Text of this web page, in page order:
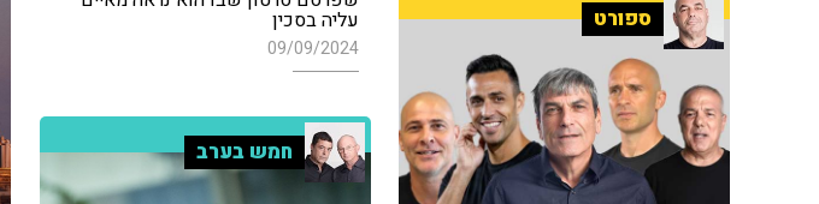
עליה בסכין
09/09/2024
ספורט
חמש בערב